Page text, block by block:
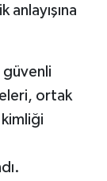
güvenli
ortak
kimliği